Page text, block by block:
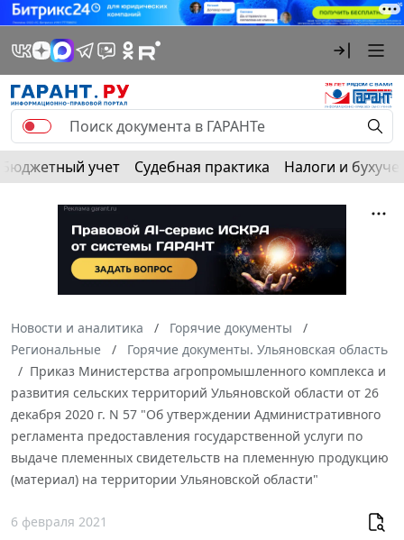
Бюджетный учет Судебная практика Налоги и
Новости и аналитика
Горячие документы
Региональные
Горячие документы. Ульяновская область
Приказ Министерства агропромышленного комплекса и
развития сельских территорий Ульяновской области от 26
декабря 2020 г. N 57 "Об утверждении Административного
регламента предоставления государственной услуги по
выдаче племенных свидетельств на племенную продукцию
(материал) на территории Ульяновской области"
6 февраля 2021